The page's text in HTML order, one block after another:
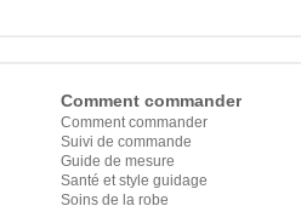
Comment commander
Comment commander
Suivi de commande
Guide de mesure
Santé et style guidage
Soins de la robe